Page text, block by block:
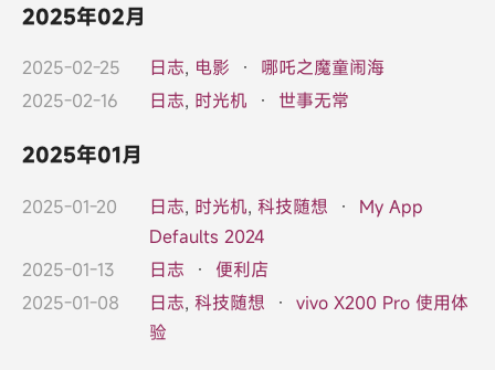
2025年02月
2025-02-25 日志, 电影 · 哪吒之魔童闹海
2025-02-16
日志, 时光机 · 世事无常
2025年01月
2025-01-20 日志, 时光机, 科技随想 · My App
Defaults 2024
2025-01-13
日志 · 便利店
2025-01-08
日志, 科技随想 · vivo X200 Pro 使用体
验